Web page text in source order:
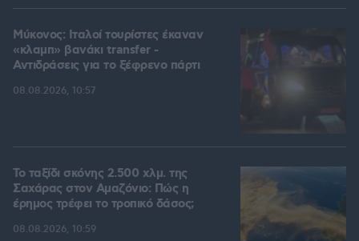
Μύκονος: Ιταλοί τουρίστες έκαναν
«κλαμπ» βανάκι transfer -
Αντιδράσεις για το ξέφρενο πάρτι
08.08.2026, 10:57
Το ταξίδι σκόνης 2.500 χλμ. της
Σαχάρας στον Αμαζόνιο: Πώς η
έρημος τρέφει το τροπικό δάσος;
08.08.2026, 10:59